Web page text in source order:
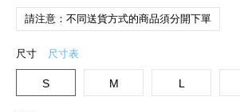
請注意：不同送貨方式的商品須分開下單
尺寸 尺寸表
S M L